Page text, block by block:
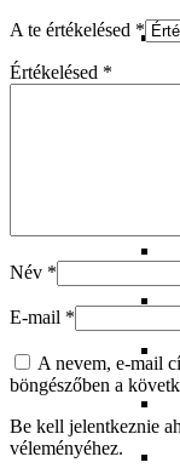
A te értékelésed *
Értékelésed *
Név *
E-mail *
A nevem, e-mail
böngészőben a
Be kell jelentkeznie
véleményéhez.